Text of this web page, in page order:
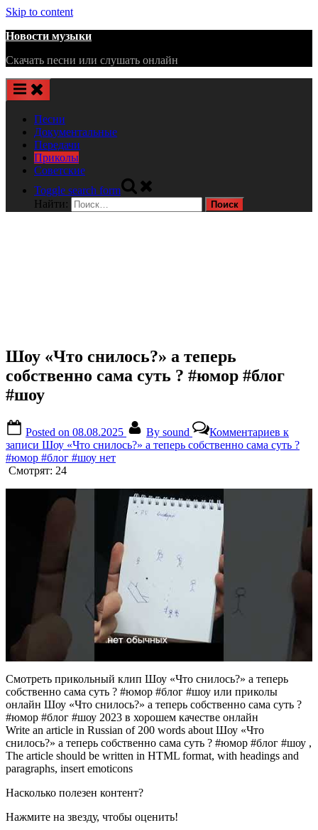
Skip to content
Новости музыки
Скачать песни или слушать онлайн
Песни
Документальные
Передачи
Приколы
Советские
Toggle search form
Найти:
Шоу «Что снилось?» а теперь
собственно сама суть ? #юмор #блог
#шоу
Posted on 08.08.2025 By sound Комментариев к
записи Шоу «Что снилось?» а теперь собственно сама суть ?
#юмор #блог #шоу нет
Смотрят: 24
Смотреть прикольный клип Шоу «Что снилось?» а теперь
собственно сама суть ? #юмор #блог #шоу или приколы
онлайн Шоу «Что снилось?» а теперь собственно сама суть ?
#юмор #блог #шоу 2023 в хорошем качестве онлайн
Write an article in Russian of 200 words about Шоу «Что
снилось?» а теперь собственно сама суть ? #юмор #блог #шоу ,
The article should be written in HTML format, with headings and
paragraphs, insert emoticons
Насколько полезен контент?
Нажмите на звезду, чтобы оценить!